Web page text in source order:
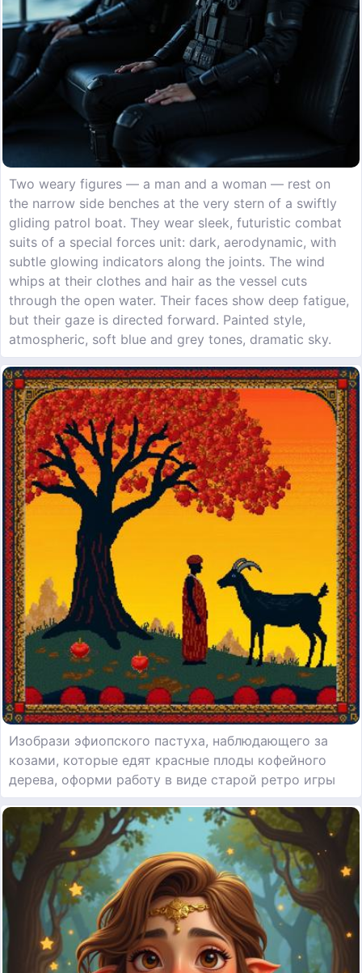
Two weary figures — a man and a woman — rest on
the narrow side benches at the very stern of a swiftly
gliding patrol boat. They wear sleek, futuristic combat
suits of a special forces unit: dark, aerodynamic, with
subtle glowing indicators along the joints. The wind
whips at their clothes and hair as the vessel cuts
through the open water. Their faces show deep fatigue,
but their gaze is directed forward. Painted style,
atmospheric, soft blue and grey tones, dramatic sky.
Изобрази эфиопского пастуха, наблюдающего за
козами, которые едят красные плоды кофейного
дерева, оформи работу в виде старой ретро игры